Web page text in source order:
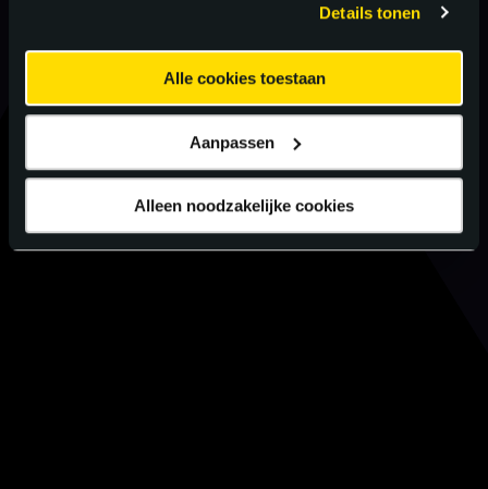
Details tonen
Alle cookies toestaan
Aanpassen
Alleen noodzakelijke cookies